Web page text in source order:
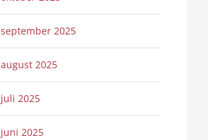
september 2025
august 2025
juli 2025
juni 2025